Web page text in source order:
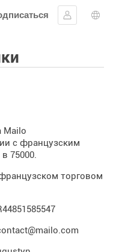
Войти в
Mailo
с французским
75000.
торговом